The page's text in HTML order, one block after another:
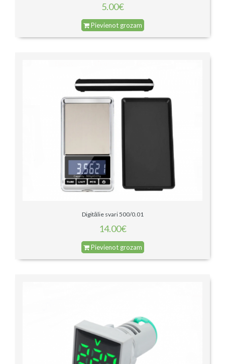
5.00€
Pievienot grozam
Digitālie svari 500/0.01
14.00€
Pievienot grozam